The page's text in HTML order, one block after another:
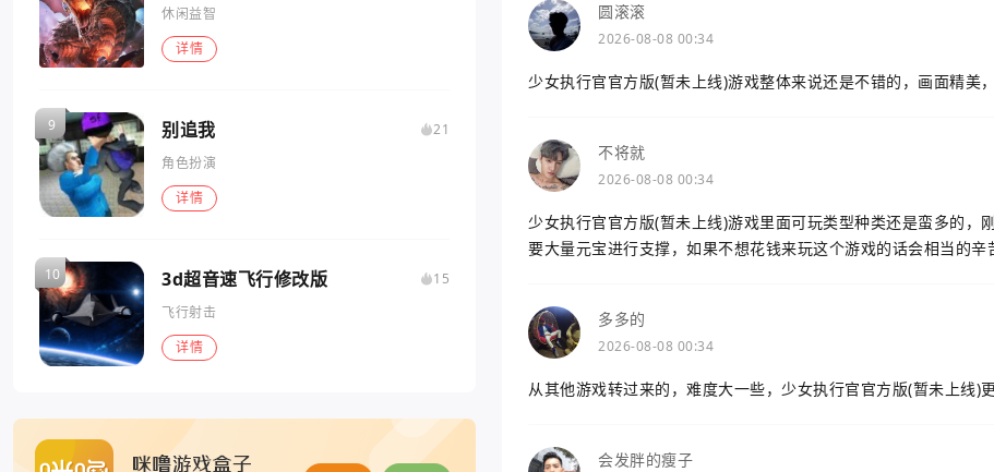
休闲益智
详情
别追我
21
角色扮演
详情
3d超音速飞行修改版
15
飞行射击
详情
圆滚滚
2026-08-08 00:34
少女执行官官方版(暂未上线)游戏整体来说还是不错的，画面精美
不将就
2026-08-08 00:34
少女执行官官方版(暂未上线)游戏里面可玩类型种类还是蛮多的
要大量元宝进行支撑，如果不想花钱来玩这个游戏的话会相当的辛
多多的
2026-08-08 00:34
从其他游戏转过来的，难度大一些，少女执行官官方版(暂未上线)
会发胖的瘦子